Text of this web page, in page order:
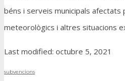
béns i serveis municipals afectats
meteorològics i altres situacions
Last modified: octubre 5, 2021
subvencions